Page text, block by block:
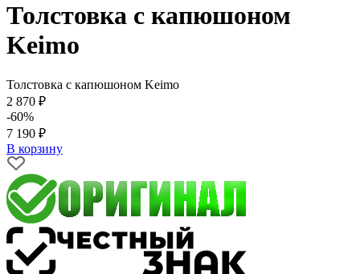
Толстовка с капюшоном
Keimo
Толстовка с капюшоном Keimo
2 870 ₽
-60%
7 190 ₽
В корзину